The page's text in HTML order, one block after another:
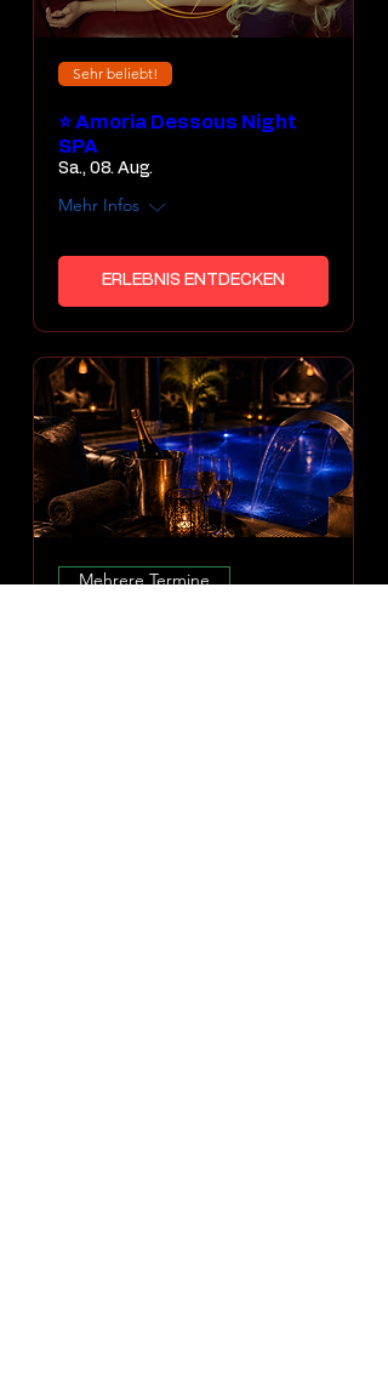
Sehr beliebt!
⭐ Amoria Dessous Night
SPA
Sa., 08. Aug.
Mehr Infos
ERLEBNIS ENTDECKEN
Mehrere Termine